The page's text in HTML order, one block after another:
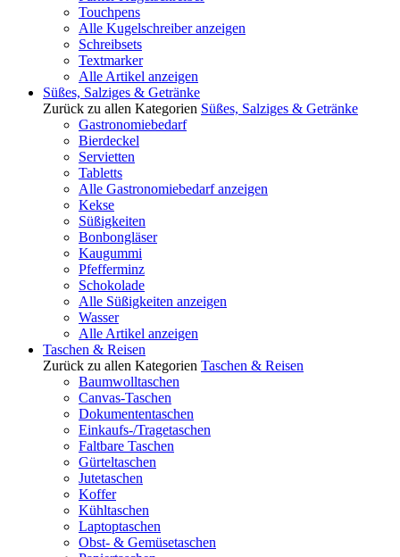
Touchpens
Alle Kugelschreiber anzeigen
Schreibsets
Textmarker
Alle Artikel anzeigen
Süßes, Salziges & Getränke
Zurück zu allen Kategorien Süßes, Salziges & Getränke
Gastronomiebedarf
Bierdeckel
Servietten
Tabletts
Alle Gastronomiebedarf anzeigen
Kekse
Süßigkeiten
Bonbongläser
Kaugummi
Pfefferminz
Schokolade
Alle Süßigkeiten anzeigen
Wasser
Alle Artikel anzeigen
Taschen & Reisen
Zurück zu allen Kategorien Taschen & Reisen
Baumwolltaschen
Canvas-Taschen
Dokumententaschen
Einkaufs-/Tragetaschen
Faltbare Taschen
Gürteltaschen
Jutetaschen
Koffer
Kühltaschen
Laptoptaschen
Obst- & Gemüsetaschen